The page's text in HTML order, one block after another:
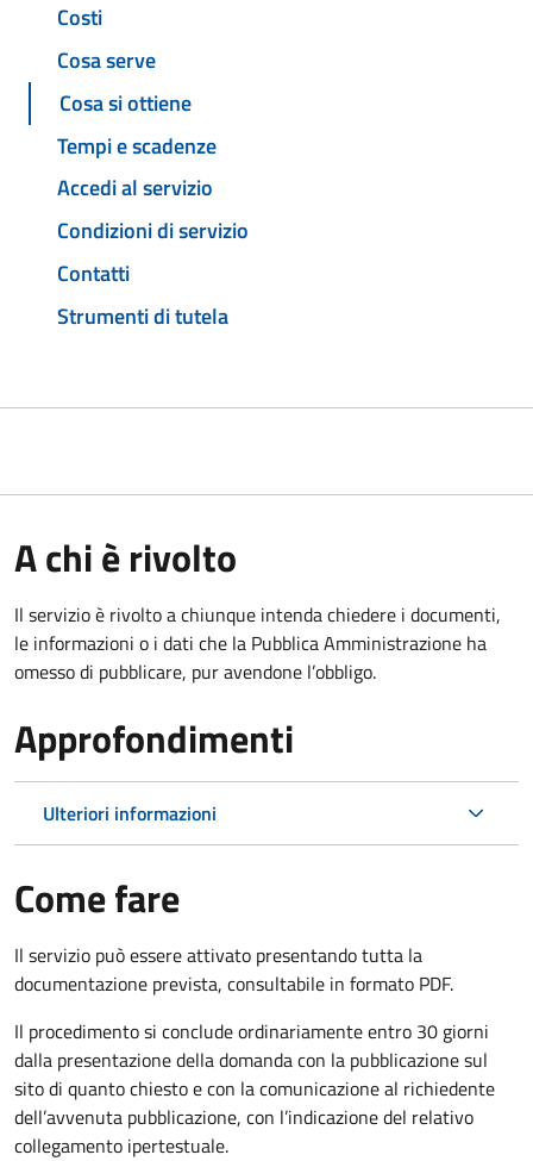
Costi
Cosa serve
Cosa si ottiene
Tempi e scadenze
Accedi al servizio
Condizioni di servizio
Contatti
Strumenti di tutela
A chi è rivolto
Il servizio è rivolto a chiunque intenda chiedere i documenti,
le informazioni o i dati che la Pubblica Amministrazione ha
omesso di pubblicare, pur avendone l’obbligo.
Approfondimenti
Ulteriori informazioni
Come fare
Il servizio può essere attivato presentando tutta la
documentazione prevista, consultabile in formato PDF.
Il procedimento si conclude ordinariamente entro 30 giorni
dalla presentazione della domanda con la pubblicazione sul
sito di quanto chiesto e con la comunicazione al richiedente
dell’avvenuta pubblicazione, con l’indicazione del relativo
collegamento ipertestuale.